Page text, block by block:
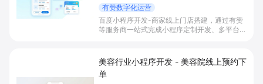
有赞数字化运营
百度小程序开发-商家线上门店搭建，通过有赞
等服务商一站式完成小程序定制开发、多平台联
提升到店与下单转化。
美容行业小程序开发 - 美容院线上预约下
单